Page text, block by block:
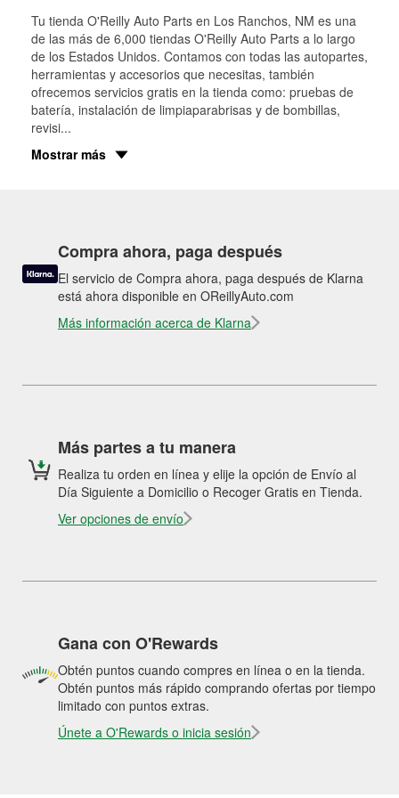
Tu tienda O'Reilly Auto Parts en Los Ranchos, NM es una
de las más de 6,000 tiendas O'Reilly Auto Parts a lo largo
de los Estados Unidos. Contamos con todas las autopartes,
herramientas y accesorios que necesitas, también
ofrecemos servicios gratis en la tienda como: pruebas de
batería, instalación de limpiaparabrisas y de bombillas,
revisi...
Mostrar más
Compra ahora, paga después
El servicio de Compra ahora, paga después de Klarna
está ahora disponible en OReillyAuto.com
Más información acerca de Klarna
Más partes a tu manera
Realiza tu orden en línea y elije la opción de Envío al
Día Siguiente a Domicilio o Recoger Gratis en Tienda.
Ver opciones de envío
Gana con O'Rewards
Obtén puntos cuando compres en línea o en la tienda.
Obtén puntos más rápido comprando ofertas por tiempo
limitado con puntos extras.
Únete a O'Rewards o inicia sesión